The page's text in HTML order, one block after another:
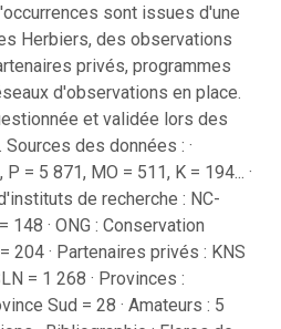
sont issues d'une
Herbiers, des observations
privés, programmes
d'observations en place.
et validée lors des
des données : ·
= 5 871, MO = 511, K = 194... ·
de recherche : NC-
· ONG : Conservation
204 · Partenaires privés : KNS
= 1 268 · Provinces :
Sud = 28 · Amateurs : 5